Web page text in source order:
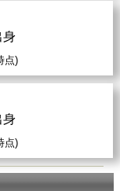
身
点)
身
点)